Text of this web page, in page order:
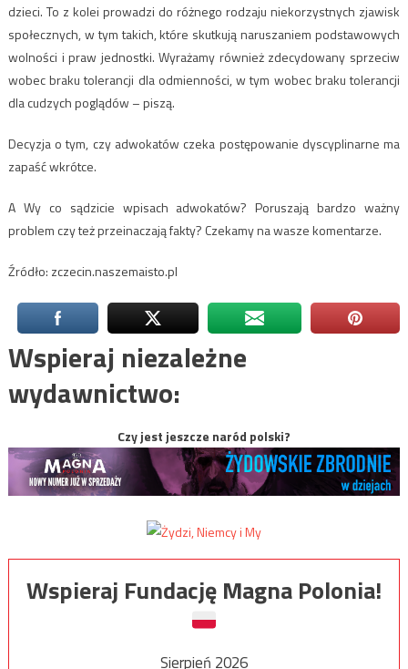
dzieci. To z kolei prowadzi do różnego rodzaju niekorzystnych zjawisk
społecznych, w tym takich, które skutkują naruszaniem podstawowych
wolności i praw jednostki. Wyrażamy również zdecydowany sprzeciw
wobec braku tolerancji dla odmienności, w tym wobec braku tolerancji
dla cudzych poglądów – piszą.
Decyzja o tym, czy adwokatów czeka postępowanie dyscyplinarne ma
zapaść wkrótce.
A Wy co sądzicie wpisach adwokatów? Poruszają bardzo ważny
problem czy też przeinaczają fakty? Czekamy na wasze komentarze.
Źródło: zczecin.naszemaisto.pl
Wspieraj niezależne
wydawnictwo:
Czy jest jeszcze naród polski?
Wspieraj Fundację Magna Polonia!
Sierpień 2026